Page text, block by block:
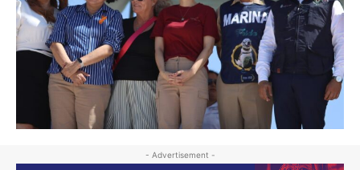
- Advertisement -